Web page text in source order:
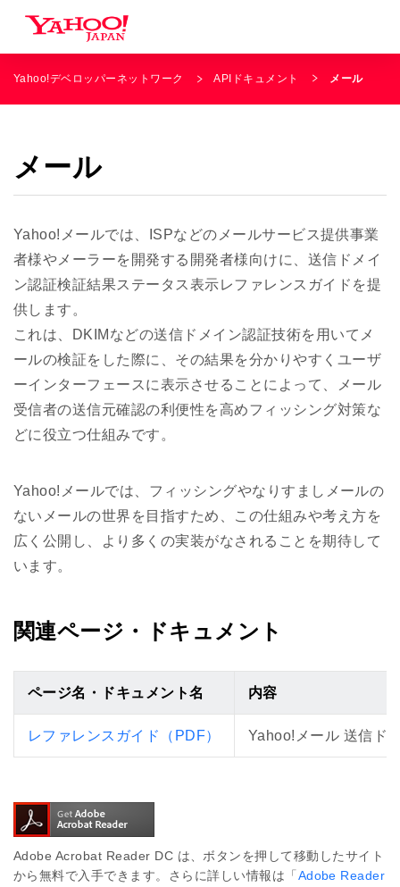
Yahoo!デベロッパーネットワーク APIドキュメント メール
メール
Yahoo!メールでは、ISPなどのメールサービス提供事業
者様やメーラーを開発する開発者様向けに、送信ドメイ
ン認証検証結果ステータス表示レファレンスガイドを提
供します。
これは、DKIMなどの送信ドメイン認証技術を用いてメ
ールの検証をした際に、その結果を分かりやすくユーザ
ーインターフェースに表示させることによって、メール
受信者の送信元確認の利便性を高めフィッシング対策な
どに役立つ仕組みです。
Yahoo!メールでは、フィッシングやなりすましメールの
ないメールの世界を目指すため、この仕組みや考え方を
広く公開し、より多くの実装がなされることを期待して
います。
関連ページ・ドキュメント
ページ名・ドキュメント名 内容
レファレンスガイド（PDF） Yahoo!メール 送信ド
Adobe Acrobat Reader DC は、ボタンを押して移動したサイト
から無料で入手できます。さらに詳しい情報は「 Adobe Reader